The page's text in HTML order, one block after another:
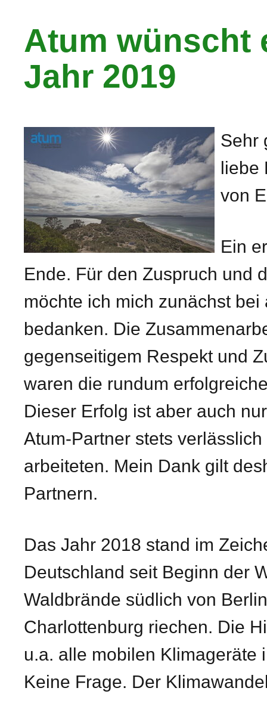
Atum wünscht
Jahr 2019
Sehr
liebe
von
Ein
Ende. Für den Zuspruch und
möchte ich mich zunächst
bedanken. Die
gegenseitigem Respekt und
waren die rundum
Dieser Erfolg ist aber auch
Atum-Partner stets
arbeiteten. Mein Dank gilt
Partnern.
Das Jahr 2018 stand im
Deutschland seit Beginn der
Waldbrände südlich von
Charlottenburg riechen. Die
u.a. alle mobilen Klimageräte
Keine Frage. Der